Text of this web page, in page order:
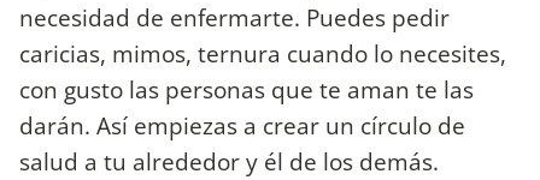
necesidad de enfermarte. Puedes pedir
caricias, mimos, ternura cuando lo necesites,
con gusto las personas que te aman te las
darán. Así empiezas a crear un círculo de
salud a tu alrededor y él de los demás.